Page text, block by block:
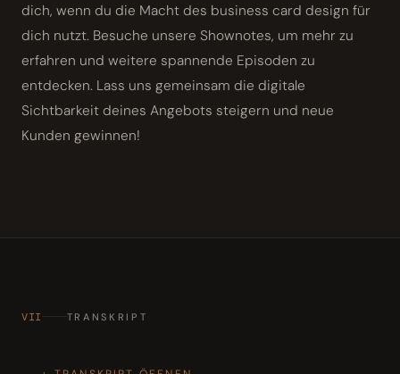
dich, wenn du die Macht des business card design für
dich nutzt. Besuche unsere Shownotes, um mehr zu
erfahren und weitere spannende Episoden zu
entdecken. Lass uns gemeinsam die digitale
Sichtbarkeit deines Angebots steigern und neue
Kunden gewinnen!
VII TRANSKRIPT